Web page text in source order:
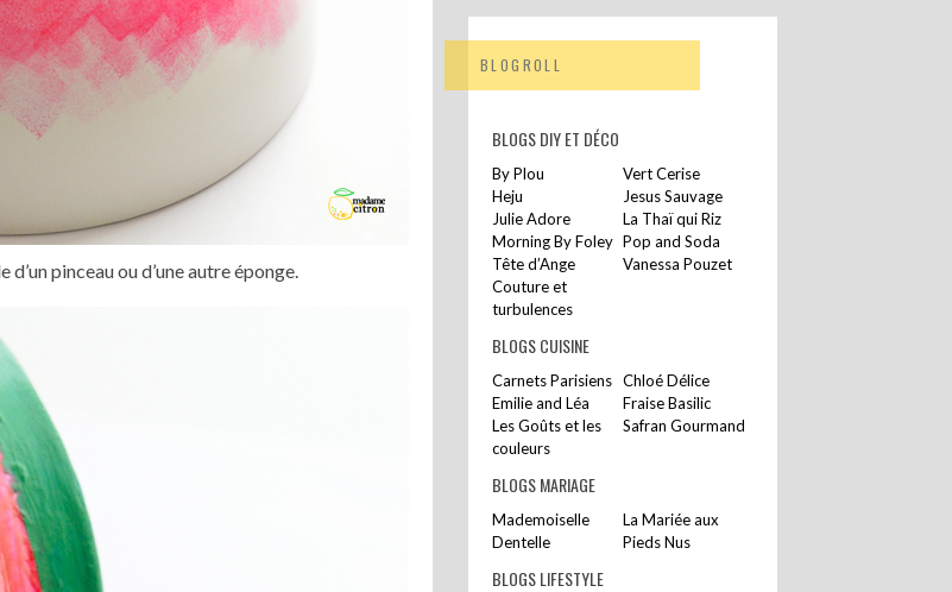
pinceau ou d’une autre éponge.
BLOGROLL
BLOGS DIY ET DÉCO
By Plou
Vert Cerise
Heju
Jesus Sauvage
Julie Adore
La Thaï qui Riz
Morning By Foley Pop and Soda
Tête d’Ange
Vanessa Pouzet
Couture et
turbulences
BLOGS CUISINE
Carnets Parisiens Chloé Délice
Emilie and Léa
Fraise Basilic
Les Goûts et les
couleurs
Safran Gourmand
BLOGS MARIAGE
Mademoiselle
Dentelle
La Mariée aux
Pieds Nus
BLOGS LIFESTYLE